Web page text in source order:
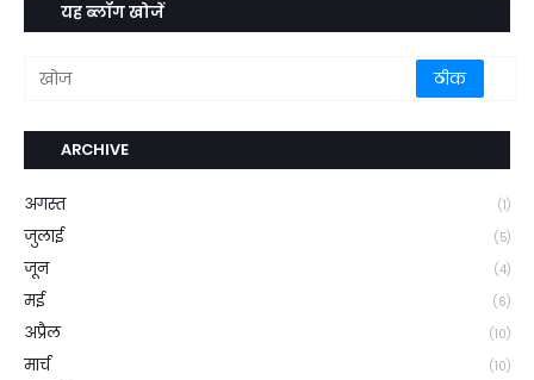
यह ब्लॉग खोजें
ARCHIVE
अगस्त (1)
जुलाई (5)
जून (4)
मई (6)
अप्रैल (10)
मार्च (10)